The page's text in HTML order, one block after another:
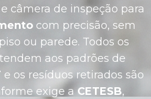
câmera de inspeção para
com precisão, sem
ou parede. Todos os
aos padrões de
e os resíduos retirados são
exige a CETESB,